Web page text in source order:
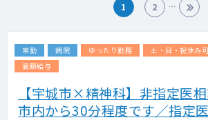
1 2
常勤 病院 ゆったり勤務 土・日・祝休み可
高額給与
【宇城市×精神科】非指定医
市内から30分程度です／指定